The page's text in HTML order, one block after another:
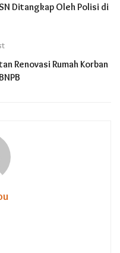
Ditangkap Oleh Polisi di
Renovasi Rumah Korban